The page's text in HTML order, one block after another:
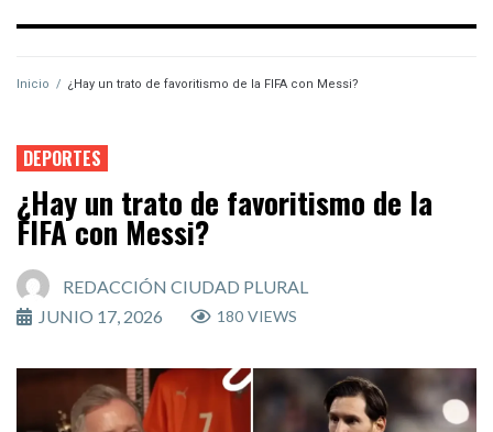
Inicio / ¿Hay un trato de favoritismo de la FIFA con Messi?
DEPORTES
¿Hay un trato de favoritismo de la
FIFA con Messi?
REDACCIÓN CIUDAD PLURAL
JUNIO 17, 2026
180 VIEWS